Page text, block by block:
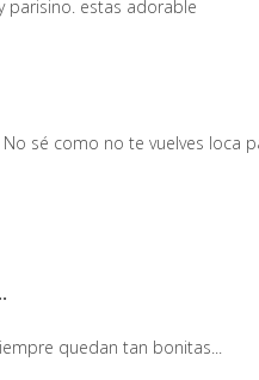
parisino. estas adorable
sé como no te vuelves loca
quedan tan bonitas...